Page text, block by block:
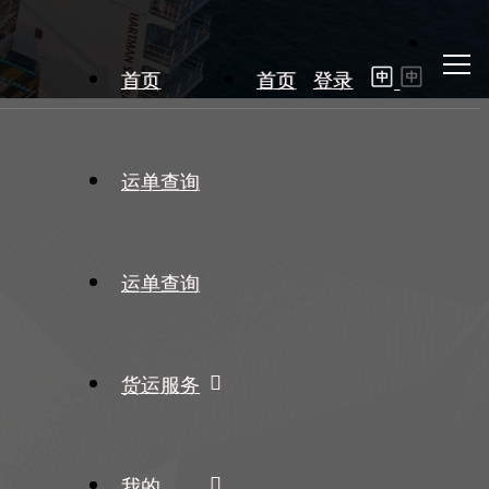
首页 登录
首页
运单查询
运单查询
货运服务